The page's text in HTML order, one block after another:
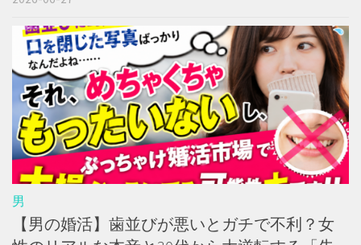
男
【男の婚活】歯並びが悪いとガチで不利？女